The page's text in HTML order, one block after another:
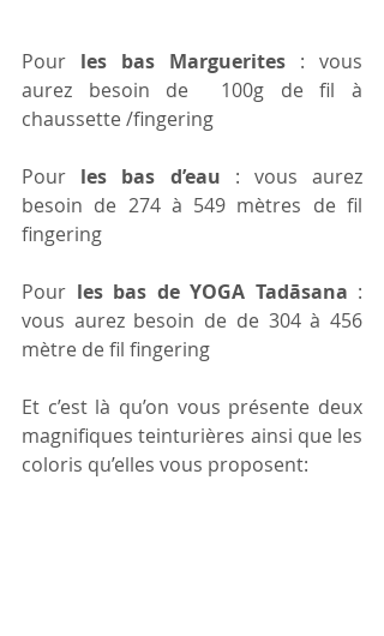
Pour les bas Marguerites : vous
aurez besoin de  100g de fil à
chaussette /fingering
Pour les bas d’eau : vous aurez
besoin de 274 à 549 mètres de fil
fingering
Pour les bas de YOGA Tadāsana :
vous aurez besoin de de 304 à 456
mètre de fil fingering
Et c’est là qu’on vous présente deux
magnifiques teinturières ainsi que les
coloris qu’elles vous proposent: